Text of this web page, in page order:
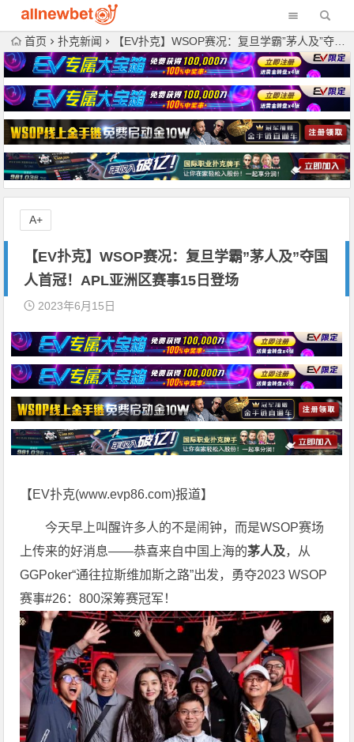
首页 扑克新闻 【EV扑克】WSOP赛况：复旦学霸”茅人及”夺国人首冠！APL亚洲区赛事15日登场
【EV扑克】WSOP赛况：复旦学霸”茅人及”夺国
人首冠！APL亚洲区赛事15日登场
2023年6月15日
【EV扑克(www.evp86.com)报道】
今天早上叫醒许多人的不是闹钟，而是WSOP赛场
上传来的好消息——恭喜来自中国上海的茅人及，从
GGPoker“通往拉斯维加斯之路”出发，勇夺2023 WSOP
赛事#26：800深筹赛冠军！
A+